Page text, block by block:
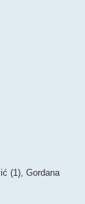
(1), Gordana